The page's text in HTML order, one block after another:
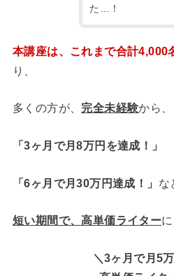
た…！
本講座は、これまで合計4,000
り、
多くの方が、 完全未経験から、
「3ヶ月で月8万円を達成！」
「6ヶ月で月30万円達成！」 な
短い期間で、高単価ライター
＼3ヶ月で月5